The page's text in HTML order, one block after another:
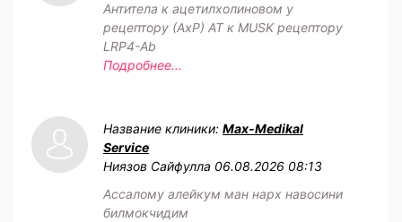
Антитела к ацетилхолиновом у
рецептору (АхР) АТ к MUSK рецептору
LRP4-Ab
Подробнее...
Название клиники: Max-Medikal
Service
Ниязов Сайфулла 06.08.2026 08:13
Ассалому алейкум ман нарх навосини
билмокчидим